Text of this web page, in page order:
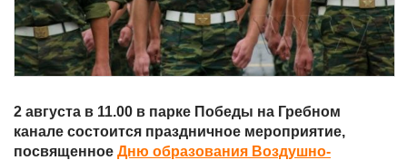
2 августа в 11.00 в парке Победы на Гребном
канале состоится праздничное мероприятие,
посвященное Дню образования Воздушно-